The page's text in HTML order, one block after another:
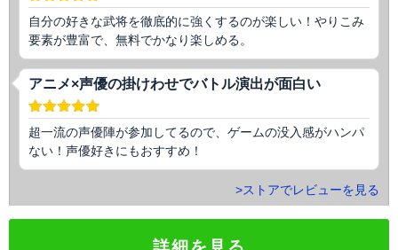
自分の好きな武将を徹底的に強くするのが楽しい！やりこみ
要素が豊富で、無料でかなり楽しめる。
アニメ×声優の掛けわせでバトル演出が面白い
超一流の声優陣が参加してるので、ゲームの没入感がハンパ
ない！声優好きにもおすすめ！
>ストアでレビューを見る